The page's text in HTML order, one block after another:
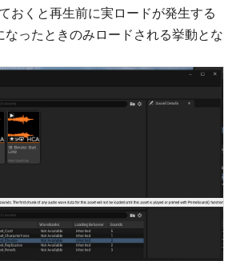
おくと再生前に実ロードが発生する
なったときのみロードされる挙動とな